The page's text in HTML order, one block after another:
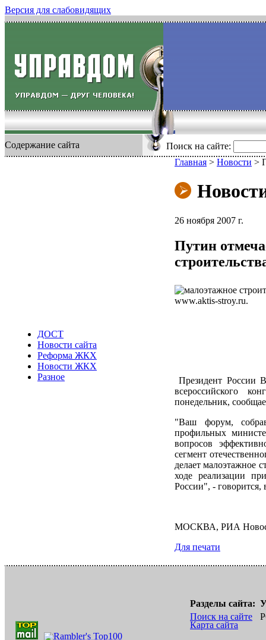
Версия для слабовидящих
Содержание сайта Поиск на сайте:
ДОСТ
Новости сайта
Реформа ЖКХ
Новости ЖКХ
Разное
Главная > Новости >
26 ноября 2007 г.
Путин
Президент России
всероссийского
понедельник,
"Ваш форум,
профильных
вопросов
сегмент
делает малоэтажное
ходе реализации
России", - говорится,
МОСКВА, РИА
Для печати
Разделы сайта:
Поиск на сайте
Карта сайта